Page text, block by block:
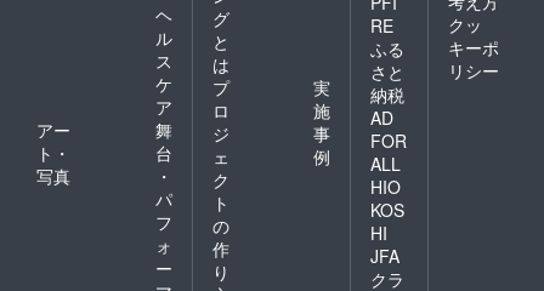
ヘ
ル
ス
ケ
ア
アー
ト・
写真
舞
台
・
パ
フ
ォ
ー
グ
と
は
プ
ロ
ジ
ェ
ク
ト
の
作
り
実
施
事
例
RE
ふる
さと
納税
AD
FOR
ALL
HIO
KOS
HI
JFA
クラ
クッ
キーポ
リシー